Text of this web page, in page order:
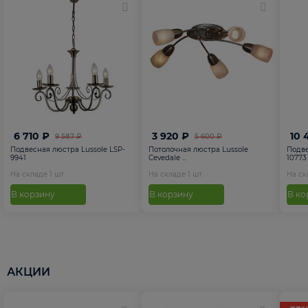
9 587 ₽
6 710 ₽
Подвесная люстра Lussole LSP-
9941
На складе 1 шт
В корзину
5 600 ₽
3 920 ₽
Потолочная люстра Lussole
Cevedale ...
На складе 1 шт
В корзину
10
10773
На
В
АКЦИИ